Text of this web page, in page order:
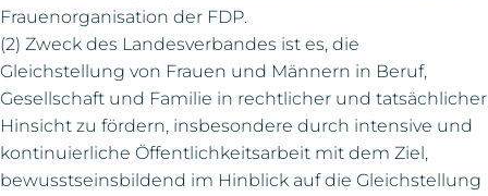
Frauenorganisation der FDP.
(2) Zweck des Landesverbandes ist es, die
Gleichstellung von Frauen und Männern in Beruf,
Gesellschaft und Familie in rechtlicher und tatsächlicher
Hinsicht zu fördern, insbesondere durch intensive und
kontinuierliche Öffentlichkeitsarbeit mit dem Ziel,
bewusstseinsbildend im Hinblick auf die Gleichstellung